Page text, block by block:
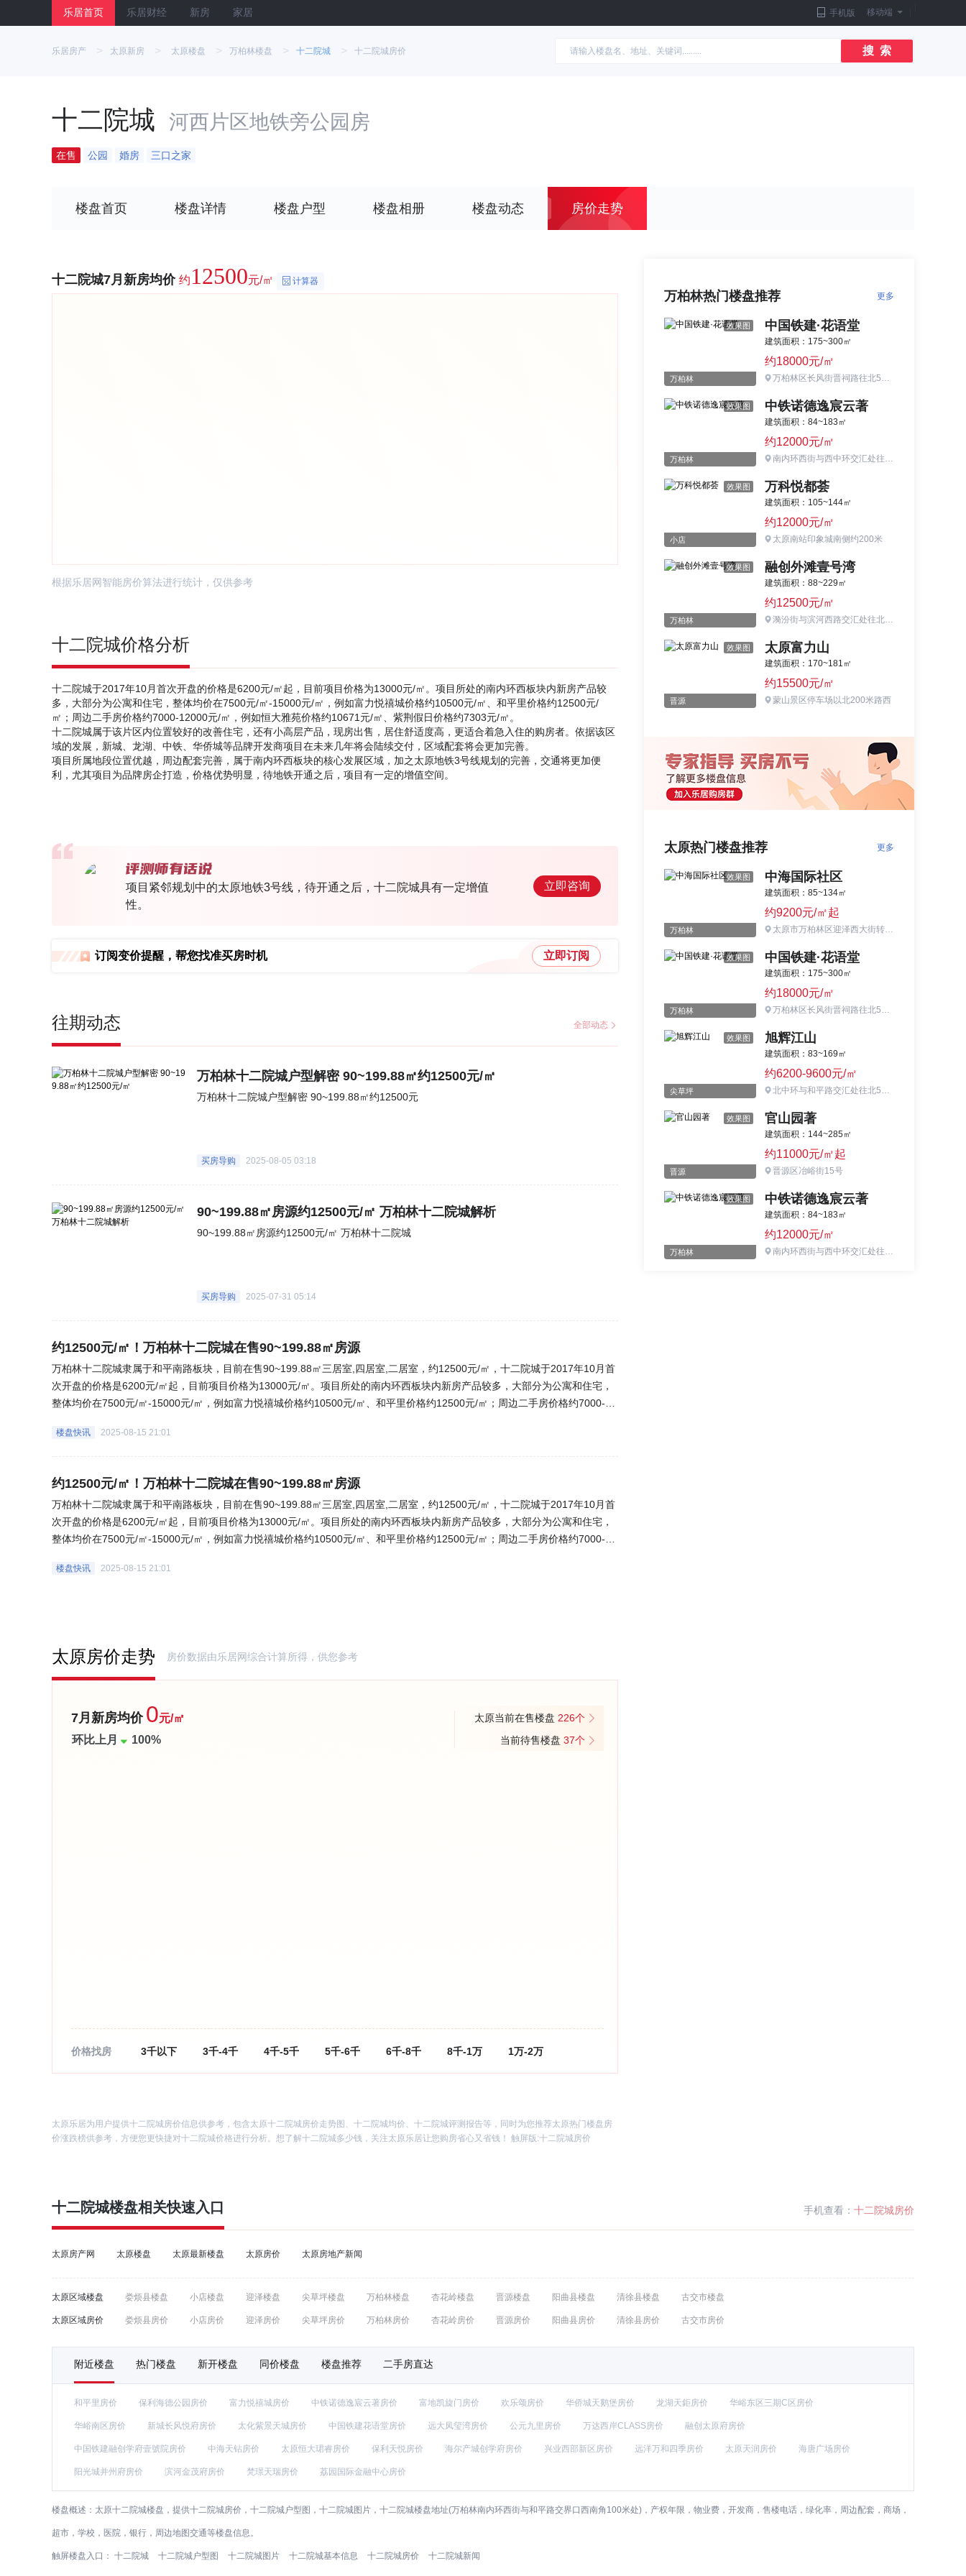
乐居首页 乐居财经 新房 家居 手机版 移动端
乐居房产 > 太原新房 > 太原楼盘 > 万柏林楼盘 > 十二院城 > 十二院城房价 搜 索
十二院城 河西片区地铁旁公园房
在售 公园 婚房 三口之家
楼盘首页 楼盘详情 楼盘户型 楼盘相册 楼盘动态 房价走势
十二院城7月新房均价 约 12500元/㎡ 计算器
根据乐居网智能房价算法进行统计，仅供参考
十二院城价格分析
十二院城于2017年10月首次开盘的价格是6200元/㎡起，目前项目价格为13000元/㎡。项目所处的南内环西板块内新房产品较
多，大部分为公寓和住宅，整体均价在7500元/㎡-15000元/㎡，例如富力悦禧城价格约10500元/㎡、和平里价格约12500元/
㎡；周边二手房价格约7000-12000元/㎡，例如恒大雅苑价格约10671元/㎡、紫荆假日价格约7303元/㎡。
十二院城属于该片区内位置较好的改善住宅，还有小高层产品，现房出售，居住舒适度高，更适合着急入住的购房者。依据该区
域的发展，新城、龙湖、中铁、华侨城等品牌开发商项目在未来几年将会陆续交付，区域配套将会更加完善。
项目所属地段位置优越，周边配套完善，属于南内环西板块的核心发展区域，加之太原地铁3号线规划的完善，交通将更加便
利，尤其项目为品牌房企打造，价格优势明显，待地铁开通之后，项目有一定的增值空间。
项目紧邻规划中的太原地铁3号线，待开通之后，十二院城具有一定增值
性。
立即咨询
订阅变价提醒，帮您找准买房时机 立即订阅
往期动态 全部动态
万柏林十二院城户型解密 90~199.88㎡约12500元/㎡
万柏林十二院城户型解密 90~199.88㎡约12500元
买房导购 2025-08-05 03:18
90~199.88㎡房源约12500元/㎡ 万柏林十二院城解析
90~199.88㎡房源约12500元/㎡ 万柏林十二院城
买房导购 2025-07-31 05:14
约12500元/㎡！万柏林十二院城在售90~199.88㎡房源
万柏林十二院城隶属于和平南路板块，目前在售90~199.88㎡三居室,四居室,二居室，约12500元/㎡，十二院城于2017年10月首
次开盘的价格是6200元/㎡起，目前项目价格为13000元/㎡。项目所处的南内环西板块内新房产品较多，大部分为公寓和住宅，
整体均价在7500元/㎡-15000元/㎡，例如富力悦禧城价格约10500元/㎡、和平里价格约12500元/㎡；周边二手房价格约7000-12
高层产品，现房出售，居住舒适度高，更适合着急入住的购房者。依据该区域的发展，新城、龙湖、中铁、华侨城等品牌开发商
一定的增值空间。该楼盘共占地329680㎡，规划6249户，项目主打三居、四居户型，精装修交付，配有双语小学，适合准备在
万柏林区置业的改善人群。属于品牌房企开发的小型住宅小区，保留三晋院落，园林绿化高，有住宅和别墅产品，性价比高。
(来源:乐居网)
楼盘快讯 2025-08-15 21:01
约12500元/㎡！万柏林十二院城在售90~199.88㎡房源
万柏林十二院城隶属于和平南路板块，目前在售90~199.88㎡三居室,四居室,二居室，约12500元/㎡，十二院城于2017年10月首
次开盘的价格是6200元/㎡起，目前项目价格为13000元/㎡。项目所处的南内环西板块内新房产品较多，大部分为公寓和住宅，
整体均价在7500元/㎡-15000元/㎡，例如富力悦禧城价格约10500元/㎡、和平里价格约12500元/㎡；周边二手房价格约7000-12
高层产品，现房出售，居住舒适度高，更适合着急入住的购房者。依据该区域的发展，新城、龙湖、中铁、华侨城等品牌开发商
(来源:乐居网)
楼盘快讯 2025-08-15 21:01
太原房价走势 房价数据由乐居网综合计算所得，供您参考
7月新房均价 0元/㎡
环比上月
100%
太原当前在售楼盘 226个
当前待售楼盘 37个
价格找房 3千以下 3千-4千 4千-5千 5千-6千 6千-8千 8千-1万
1万-2万
太原乐居为用户提供十二院城房价信息供参考，包含太原十二院城房价走势图、十二院城均价、十二院城评测报告等，同时为您推荐太原热门楼盘房
价涨跌榜供参考，方便您更快捷对十二院城价格进行分析。想了解十二院城多少钱，关注太原乐居让您购房省心又省钱！ 触屏版:十二院城房价
万柏林热门楼盘推荐 更多
效果图
万柏林
中国铁建·花语堂
建筑面积：175~300㎡
约18000元/㎡
万柏林区长风街晋祠路往北500米
效果图
万柏林
中铁诺德逸宸云著
建筑面积：84~183㎡
约12000元/㎡
南内环西街与西中环交汇处往南200米（光华街与西峪路交汇处）
效果图
小店
万科悦都荟
建筑面积：105~144㎡
约12000元/㎡
太原南站印象城南侧约200米
效果图
万柏林
融创外滩壹号湾
建筑面积：88~229㎡
约12500元/㎡
漪汾街与滨河西路交汇处往北500米紧邻汾河
效果图
晋源
太原富力山
建筑面积：170~181㎡
约15500元/㎡
蒙山景区停车场以北200米路西
太原热门楼盘推荐 更多
效果图
万柏林
中海国际社区
建筑面积：85~134㎡
约9200元/㎡起
太原市万柏林区迎泽西大街转盘往北50米
效果图
万柏林
中国铁建·花语堂
建筑面积：175~300㎡
约18000元/㎡
万柏林区长风街晋祠路往北500米
效果图
尖草坪
旭辉江山
建筑面积：83~169㎡
约6200-9600元/㎡
北中环与和平路交汇处往北500米
效果图
晋源
官山园著
建筑面积：144~285㎡
约11000元/㎡起
晋源区冶峪街15号
效果图
万柏林
中铁诺德逸宸云著
建筑面积：84~183㎡
约12000元/㎡
南内环西街与西中环交汇处往南200米（光华街与西峪路交汇处）
十二院城楼盘相关快速入口 手机查看： 十二院城房价
太原房产网 太原楼盘 太原最新楼盘 太原房价 太原房地产新闻
太原区域楼盘 娄烦县楼盘 小店楼盘 迎泽楼盘 尖草坪楼盘 万柏林楼盘 杏花岭楼盘 晋源楼盘 阳曲县楼盘 清徐县楼盘 古交市楼盘
太原区域房价 娄烦县房价 小店房价 迎泽房价 尖草坪房价 万柏林房价 杏花岭房价 晋源房价 阳曲县房价 清徐县房价 古交市房价
附近楼盘 热门楼盘 新开楼盘 同价楼盘 楼盘推荐 二手房直达
和平里房价 保利海德公园房价 富力悦禧城房价 中铁诺德逸宸云著房价 富地凯旋门房价 欢乐颂房价 华侨城天鹅堡房价 龙湖天鉅房价 华峪东区三期C区房价
华峪南区房价 新城长风悦府房价 太化紫景天城房价 中国铁建花语堂房价 远大凤玺湾房价 公元九里房价 万达西岸CLASS房价 融创太原府房价
中国铁建融创学府壹號院房价 中海天钻房价 太原恒大珺睿房价 保利天悦房价 海尔产城创学府房价 兴业西部新区房价 远洋万和四季房价 太原天润房价 海唐广场房价
阳光城并州府房价 滨河金茂府房价 梵璟天瑞房价 荔园国际金融中心房价
楼盘概述： 太原十二院城楼盘，提供十二院城房价，十二院城户型图，十二院城图片，十二院城楼盘地址(万柏林南内环西街与和平路交界口西南角100米处)，产权年限，物业费，开发商，售楼电话，绿化率，周边配套，商场，
超市，学校，医院，银行，周边地图交通等楼盘信息。
触屏楼盘入口： 十二院城 十二院城户型图 十二院城图片 十二院城基本信息 十二院城房价 十二院城新闻